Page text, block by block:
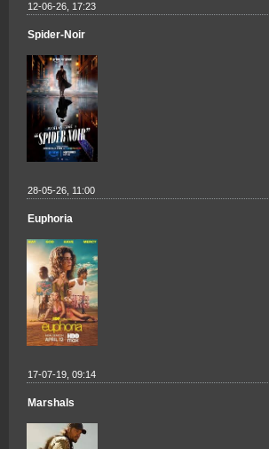
12-06-26, 17:23
Spider-Noir
28-05-26, 11:00
Euphoria
17-07-19, 09:14
Marshals